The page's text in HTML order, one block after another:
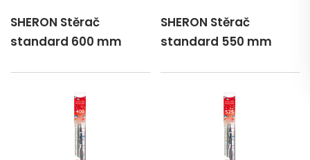
SHERON Stěrač
standard 600 mm
SHERON Stěrač
standard 550 mm